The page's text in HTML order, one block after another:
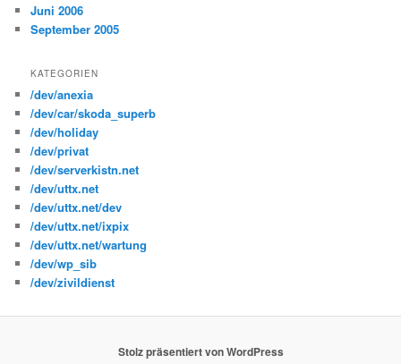
Juni 2006
September 2005
KATEGORIEN
/dev/anexia
/dev/car/skoda_superb
/dev/holiday
/dev/privat
/dev/serverkistn.net
/dev/uttx.net
/dev/uttx.net/dev
/dev/uttx.net/ixpix
/dev/uttx.net/wartung
/dev/wp_sib
/dev/zivildienst
Stolz präsentiert von WordPress